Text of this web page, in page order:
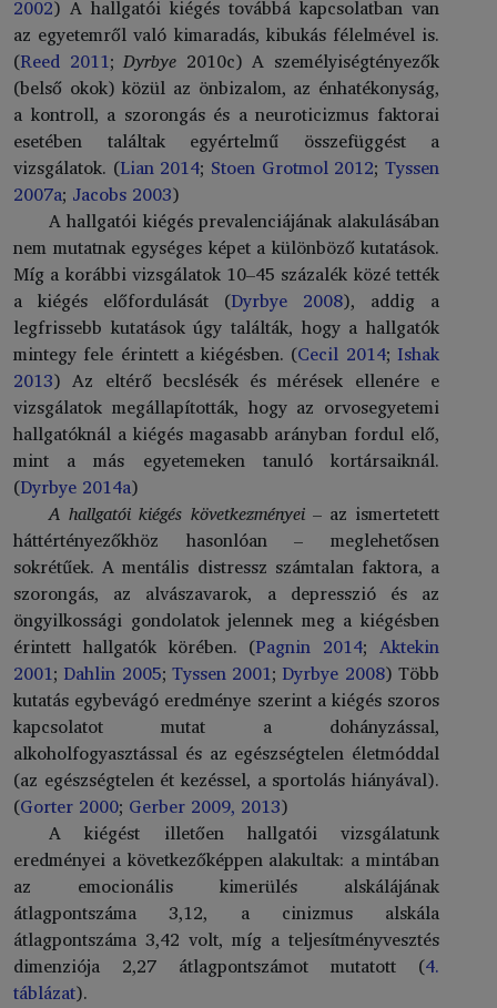
2002) A hallgatói kiégés továbbá kapcsolatban van
az egyetemről való kimaradás, kibukás félelmével is.
(Reed 2011;Dyrbye 2010c) A személyiségtényezők
(belső okok) közül az önbizalom, az énhatékonyság,
a kontroll, a szorongás és a neuroticizmus faktorai
esetében találtak egyértelmű összefüggést a
vizsgálatok. (Lian 2014; Stoen Grotmol 2012;Tyssen
2007a; Jacobs 2003)
A hallgatói kiégés prevalenciájának alakulásában
nem mutatnak egységes képet a különböző kutatások.
Míg a korábbi vizsgálatok 10–45 százalék közé tették
a kiégés előfordulását (Dyrbye 2008), addig a
legfrissebb kutatások úgy találták, hogy a hallgatók
mintegy fele érintett a kiégésben. (Cecil 2014;Ishak
2013) Az eltérő becslésék és mérések ellenére e
vizsgálatok megállapították, hogy az orvosegyetemi
hallgatóknál a kiégés magasabb arányban fordul elő,
mint a más egyetemeken tanuló kortársaiknál.
(Dyrbye 2014a)
A hallgatói kiégés következményei – az ismertetett
háttértényezőkhöz hasonlóan – meglehetősen
sokrétűek. A mentális distressz számtalan faktora, a
szorongás, az alvászavarok, a depresszió és az
öngyilkossági gondolatok jelennek meg a kiégésben
érintett hallgatók körében. (Pagnin 2014;Aktekin
2001; Dahlin 2005; Tyssen 2001; Dyrbye 2008) Több
kutatás egybevágó eredménye szerint a kiégés szoros
kapcsolatot mutat a dohányzással,
alkoholfogyasztással és az egészségtelen életmóddal
(az egészségtelen ét kezéssel, a sportolás hiányával).
(Gorter 2000; Gerber 2009, 2013)
A kiégést illetően hallgatói vizsgálatunk
eredményei a következőképpen alakultak: a mintában
az emocionális kimerülés alskálájának
átlagpontszáma 3,12, a cinizmus alskála
átlagpontszáma 3,42 volt, míg a teljesítményvesztés
dimenziója 2,27 átlagpontszámot mutatott (4.
táblázat).